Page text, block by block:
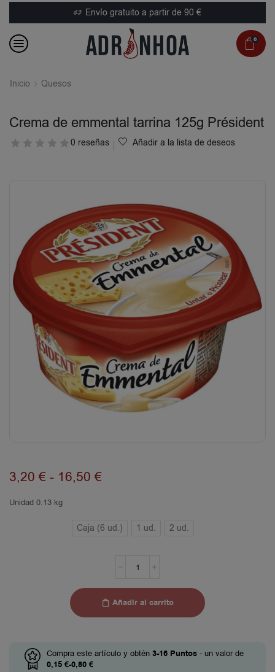
Envío gratuito a partir de 90 €
0
Inicio Quesos
Crema de emmental tarrina 125g Président
0 reseñas Añadir a la lista de deseos
3,20 € - 16,50 €
Unidad 0.13 kg
Caja (6 ud.) 1 ud. 2 ud.
Añadir al carrito
Compra este artículo y obtén 3-16 Puntos - un valor de
0,15 €-0,80 €